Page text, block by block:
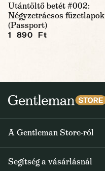
Utántöltő betét #002:
Négyzetrácsos füzetlapok
(Passport)
1 890 Ft
A Gentleman Store-ról
Rólunk
Segítség a vásárlásnál